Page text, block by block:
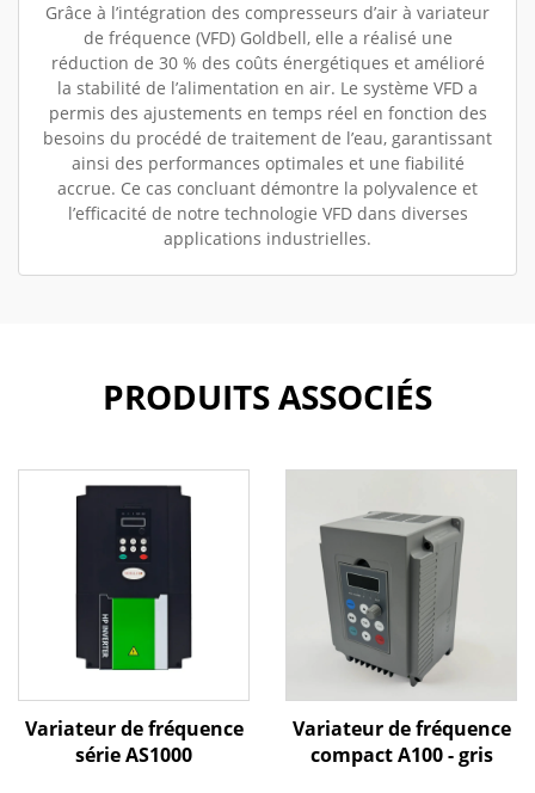
Grâce à l’intégration des compresseurs d’air à variateur
de fréquence (VFD) Goldbell, elle a réalisé une
réduction de 30 % des coûts énergétiques et amélioré
la stabilité de l’alimentation en air. Le système VFD a
permis des ajustements en temps réel en fonction des
besoins du procédé de traitement de l’eau, garantissant
ainsi des performances optimales et une fiabilité
accrue. Ce cas concluant démontre la polyvalence et
l’efficacité de notre technologie VFD dans diverses
applications industrielles.
PRODUITS ASSOCIÉS
Variateur de fréquence
série AS1000
Variateur de fréquence
compact A100 - gris